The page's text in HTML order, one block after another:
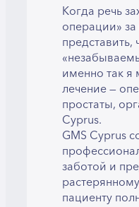
Когда речь
операции»
представить,
именно так я
лечение —
простаты,
Cyprus.
GMS Cyprus
заботой и
пациенту